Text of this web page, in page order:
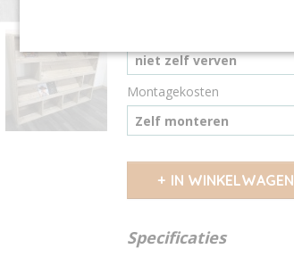
Montagekosten
IN WINKELWAGEN
Specificaties